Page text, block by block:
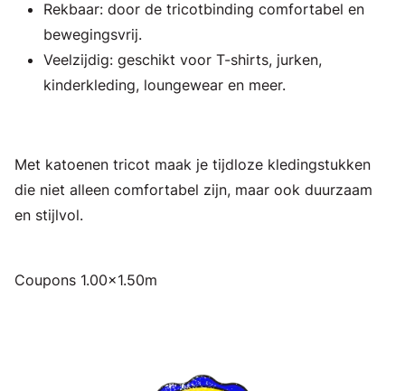
Rekbaar: door de tricotbinding comfortabel en
bewegingsvrij.
Veelzijdig: geschikt voor T-shirts, jurken,
kinderkleding, loungewear en meer.
Met katoenen tricot maak je tijdloze kledingstukken
die niet alleen comfortabel zijn, maar ook duurzaam
en stijlvol.
Coupons 1.00x1.50m